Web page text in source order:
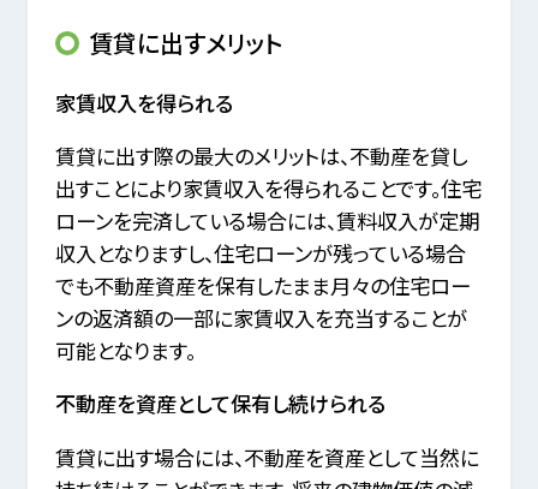
賃貸に出すメリット
家賃収入を得られる
賃貸に出す際の最大のメリットは、不動産を貸し
出すことにより家賃収入を得られることです。住宅
ローンを完済している場合には、賃料収入が定期
収入となりますし、住宅ローンが残っている場合
でも不動産資産を保有したまま月々の住宅ロー
ンの返済額の一部に家賃収入を充当することが
可能となります。
不動産を資産として保有し続けられる
賃貸に出す場合には、不動産を資産として当然に